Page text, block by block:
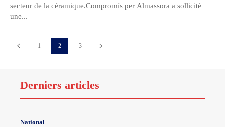
secteur de la céramique.Compromís per Almassora a sollicité
une...
1 2 3
Derniers articles
National